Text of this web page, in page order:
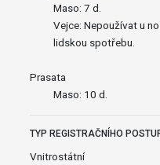
Maso: 7 d.
Vejce: Nepoužívat u
lidskou spotřebu.
Prasata
Maso: 10 d.
TYP REGISTRAČNÍHO
Vnitrostátní